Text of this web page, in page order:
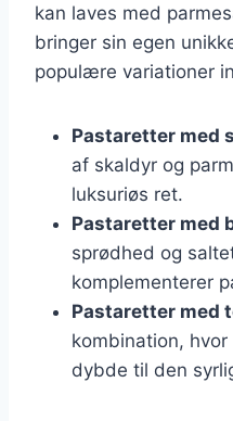
kan laves med
bringer sin egen
populære variationer
Pastaretter med
af skaldyr og
luksuriøs ret.
Pastaretter med
sprødhed og
komplementerer
Pastaretter med
kombination,
dybde til den